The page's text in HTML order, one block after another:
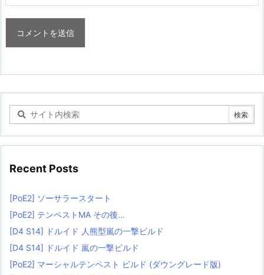
Recent Posts
[PoE2] ソーサラースタート
[PoE2] テンペストMA その後…
[D4 S14] ドルイド 人熊型嵐の一撃ビルド
[D4 S14] ドルイド 嵐の一撃ビルド
[PoE2] マーシャルテンペスト ビルド (ダウングレード版)